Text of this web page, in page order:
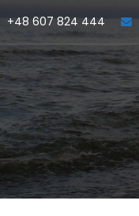
+48 607 824 444